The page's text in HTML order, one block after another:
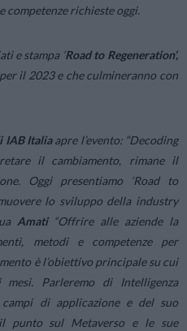
competenze richieste oggi.
e stampa ‘Road to Regeneration’,
il 2023 e che culmineranno con
IAB Italiaapre l’evento: “Decoding
il cambiamento, rimane il
Oggi presentiamo ‘Road to
lo sviluppo della industry
Amati “Offrire alle aziende la
metodi e competenze per
è l’obiettivo principale su cui
Parleremo di Intelligenza
di applicazione e del suo
punto sul Metaverso e le sue